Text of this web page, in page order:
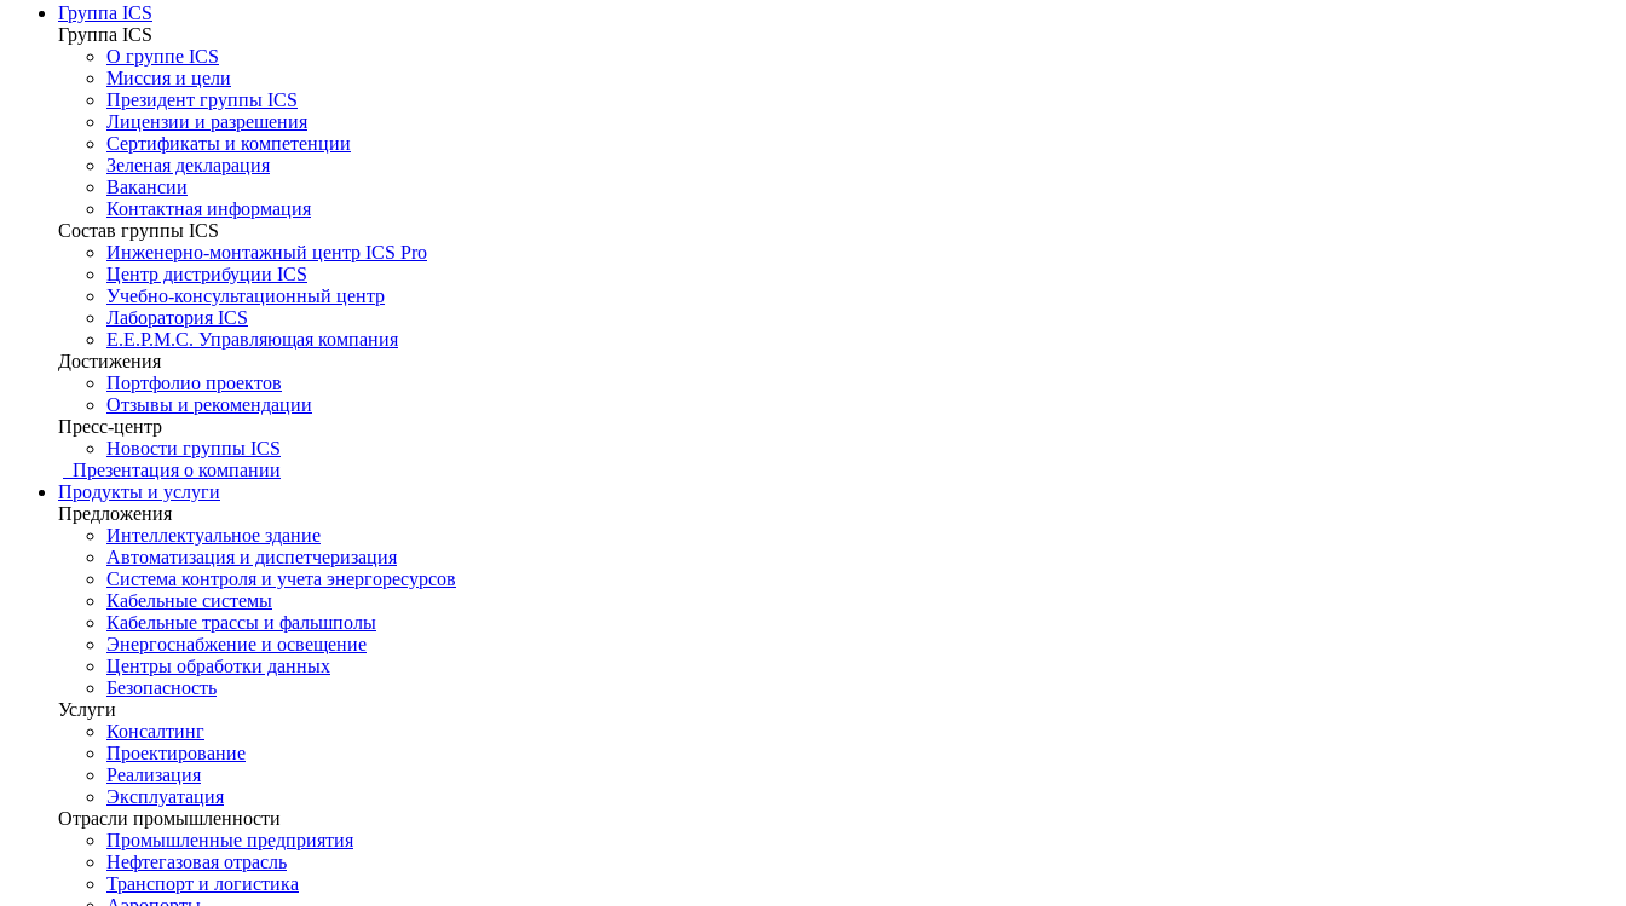
Группа ICS
Группа ICS
О группе ICS
Миссия и цели
Президент группы ICS
Лицензии и разрешения
Сертификаты и компетенции
Зеленая декларация
Вакансии
Контактная информация
Состав группы ICS
Инженерно-монтажный центр ICS Pro
Центр дистрибуции ICS
Учебно-консультационный центр
Лаборатория ICS
E.E.P.M.C. Управляющая компания
Достижения
Портфолио проектов
Отзывы и рекомендации
Пресс-центр
Новости группы ICS
Презентация о компании
Продукты и услуги
Предложения
Интеллектуальное здание
Автоматизация и диспетчеризация
Система контроля и учета энергоресурсов
Кабельные системы
Кабельные трассы и фальшполы
Энергоснабжение и освещение
Центры обработки данных
Безопасность
Услуги
Консалтинг
Проектирование
Реализация
Эксплуатация
Отрасли промышленности
Промышленные предприятия
Нефтегазовая отрасль
Транспорт и логистика